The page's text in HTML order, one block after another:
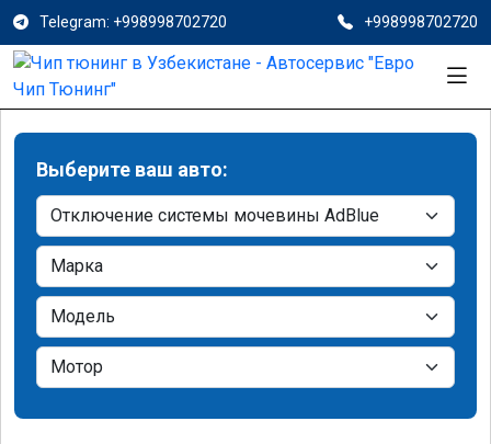
Telegram: +998998702720 +998998702720
Выберите ваш авто: